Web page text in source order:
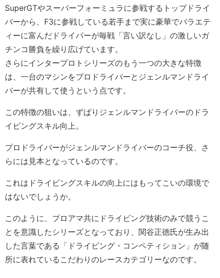
SuperGTやスーパーフォーミュラに参戦するトップドライ
バーから、F3に参戦している若手まで実に豪華でバラエテ
ィーに富んだドライバーが毎戦「言い訳なし」の激しいガ
チンコ勝負を繰り広げています。
さらにインタープロトシリーズのもう一つの大きな特徴
は、一台のマシンをプロドライバーとジェンルマンドライ
バーが共有して使うという点です。
この特徴の狙いは、ずばりジェンルマンドライバーのドラ
イビングスキル向上。
プロドライバーがジェンルマンドライバーのコーチ役、さ
らには見本となっているのです。
これはドライビングスキルの向上にはもってこいの環境で
はないでしょうか。
このように、プロアマ共にドライビング技術のみで競うこ
とを意識したシリーズとなっており、関谷正徳氏が生み出
した言葉である「ドライビング・コンペティション」が随
所に表れているこだわりのレースカテゴリーなのです。